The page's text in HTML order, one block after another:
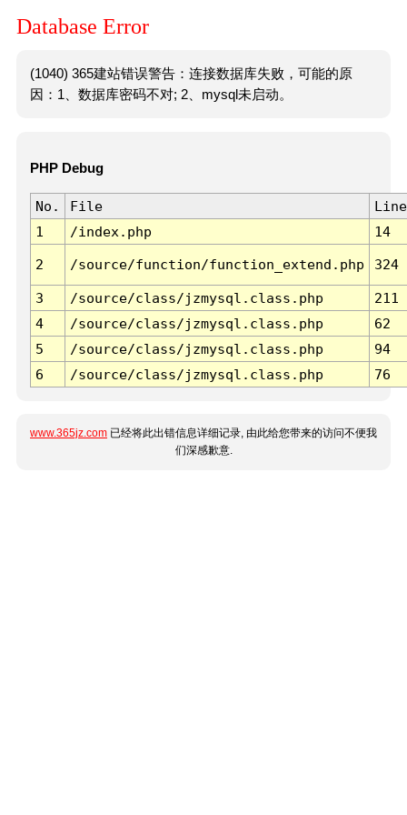
Database Error
(1040) 365建站错误警告：连接数据库失败，可能的原
因：1、数据库密码不对; 2、mysql未启动。
PHP Debug
No. File
Line
1
/index.php 14
2 /source/function/function_extend.php 324
3 /source/class/jzmysql.class.php
211
4
/source/class/jzmysql.class.php
62
5
/source/class/jzmysql.class.php
94
6
/source/class/jzmysql.class.php 76
www.365jz.com 已经将此出错信息详细记录, 由此给您带来的访问不便我
们深感歉意.